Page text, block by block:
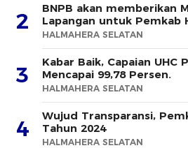
2
BNPB akan memberikan
Lapangan untuk Pemkab
HALMAHERA SELATAN
3
Kabar Baik, Capaian UHC
Mencapai 99,78 Persen.
HALMAHERA SELATAN
4
Wujud Transparansi,
Tahun 2024
HALMAHERA SELATAN